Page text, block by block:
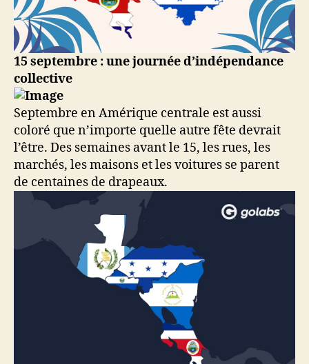
15 septembre : une journée d’indépendance
collective
Septembre en Amérique centrale est aussi
coloré que n’importe quelle autre fête devrait
l’être. Des semaines avant le 15, les rues, les
marchés, les maisons et les voitures se parent
de centaines de drapeaux.